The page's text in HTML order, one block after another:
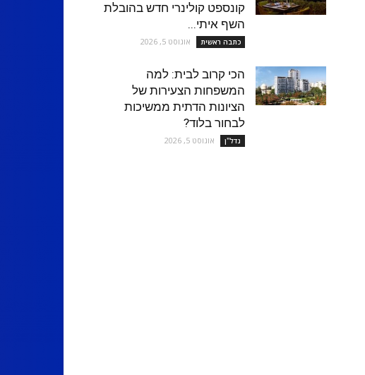
קונספט קולינרי חדש בהובלת
השף איתי...
כתבה ראשית אוגוסט 5, 2026
הכי קרוב לבית: למה
המשפחות הצעירות של
הציונות הדתית ממשיכות
לבחור בלוד?
נדל''ן אוגוסט 5, 2026